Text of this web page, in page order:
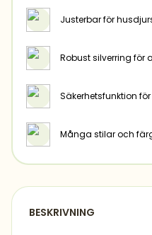
Justerbar för
Robust silverring för
Säkerhetsfunktion
Många stilar och
BESKRIVNING